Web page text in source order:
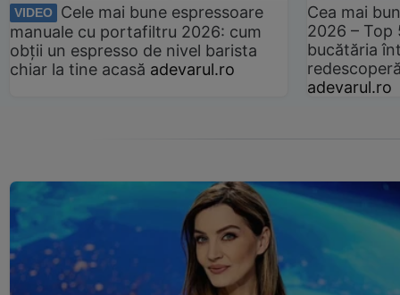
VIDEO
Cele mai bune espressoare
manuale cu portafiltru 2026: cum
obții un espresso de nivel barista
chiar la tine acasă adevarul.ro
Cea mai
2026 –
bucătăria
adevarul.ro